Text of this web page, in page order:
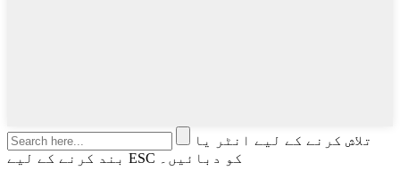
تلاش کرنے کے لیے انٹر یا
بند کرنے کے لیے ESC کو دبائیں۔